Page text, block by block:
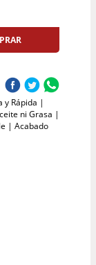
y Rápida |
ni Grasa |
| Acabado